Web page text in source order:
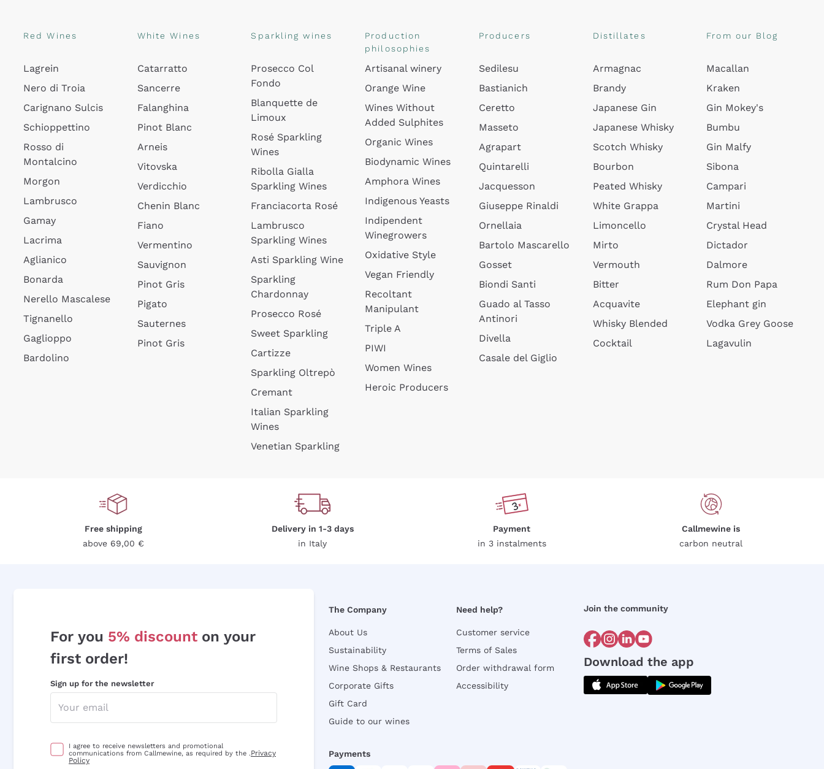
Red Wines
Lagrein
Nero di Troia
Carignano Sulcis
Schioppettino
Rosso di
Montalcino
Morgon
Lambrusco
Gamay
Lacrima
Aglianico
Bonarda
Nerello Mascalese
Tignanello
Gaglioppo
Bardolino
White Wines
Catarratto
Sancerre
Falanghina
Pinot Blanc
Arneis
Vitovska
Verdicchio
Chenin Blanc
Fiano
Vermentino
Sauvignon
Pinot Gris
Pigato
Sauternes
Pinot Gris
Sparkling wines
Prosecco Col
Fondo
Blanquette de
Limoux
Rosé Sparkling
Wines
Ribolla Gialla
Sparkling Wines
Franciacorta Rosé
Lambrusco
Sparkling Wines
Asti Sparkling Wine
Sparkling
Chardonnay
Prosecco Rosé
Sweet Sparkling
Cartizze
Sparkling Oltrepò
Cremant
Italian Sparkling
Wines
Venetian Sparkling
Production
philosophies
Artisanal winery
Orange Wine
Wines Without
Added Sulphites
Organic Wines
Biodynamic Wines
Amphora Wines
Indigenous Yeasts
Indipendent
Winegrowers
Oxidative Style
Vegan Friendly
Recoltant
Manipulant
Triple A
PIWI
Women Wines
Heroic Producers
Producers
Sedilesu
Bastianich
Ceretto
Masseto
Agrapart
Quintarelli
Jacquesson
Giuseppe Rinaldi
Ornellaia
Bartolo Mascarello
Gosset
Biondi Santi
Guado al Tasso
Antinori
Divella
Casale del Giglio
Distillates
Armagnac
Brandy
Japanese Gin
Japanese Whisky
Scotch Whisky
Bourbon
Peated Whisky
White Grappa
Limoncello
Mirto
Vermouth
Bitter
Acquavite
Whisky Blended
Cocktail
From our Blog
Macallan
Kraken
Gin Mokey's
Bumbu
Gin Malfy
Sibona
Campari
Martini
Crystal Head
Dictador
Dalmore
Rum Don Papa
Elephant gin
Vodka Grey Goose
Lagavulin
Free shipping
above 69,00 €
Delivery in 1-3 days
in Italy
Payment
in 3 instalments
Callmewine is
carbon neutral
For you 5% discount on your
first order!
Sign up for the newsletter
I agree to receive newsletters and promotional
communications from Callmewine, as required by the .Privacy
Policy
The Company
About Us
Sustainability
Wine Shops & Restaurants
Corporate Gifts
Gift Card
Guide to our wines
Need help?
Customer service
Terms of Sales
Order withdrawal form
Accessibility
Join the community
Download the app
Payments